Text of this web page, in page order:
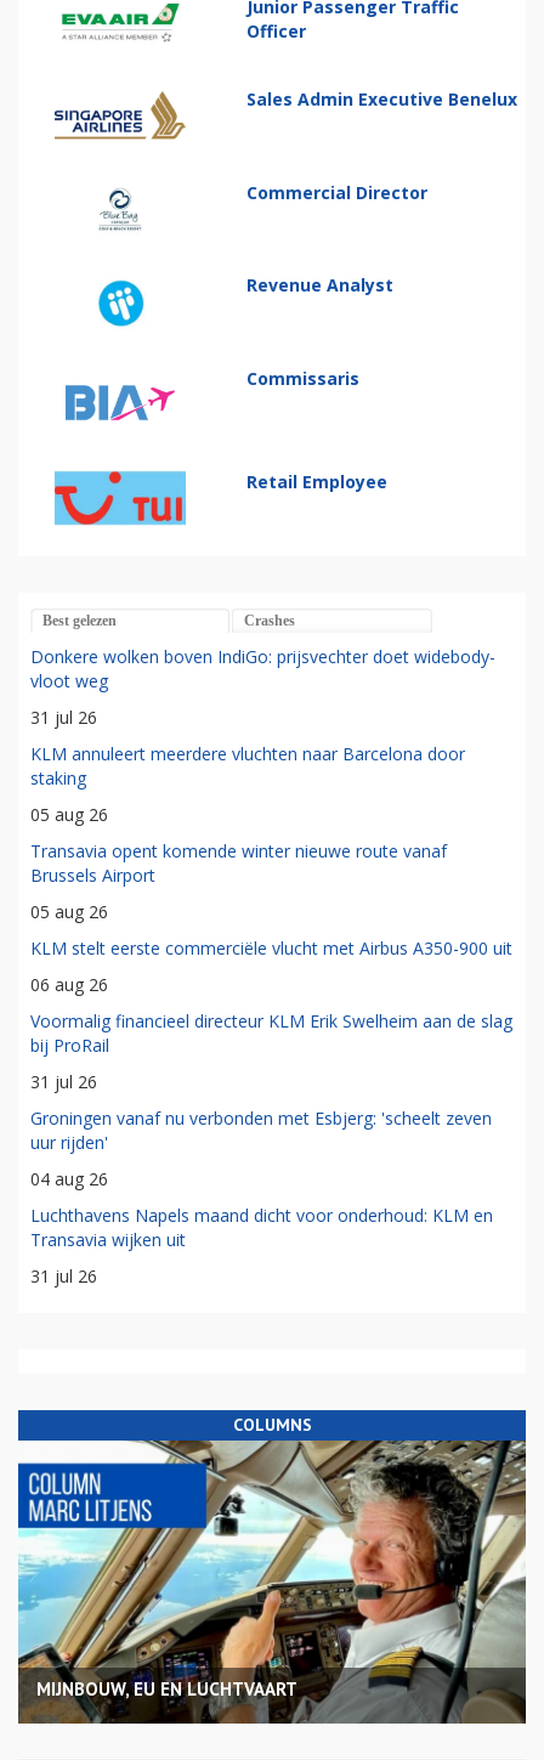
Junior Passenger Traffic
Officer
Sales Admin Executive Benelux
Commercial Director
Revenue Analyst
Commissaris
Retail Employee
Best gelezen Crashes
Donkere wolken boven IndiGo: prijsvechter doet widebody-
vloot weg
31 jul 26
KLM annuleert meerdere vluchten naar Barcelona door
staking
05 aug 26
Transavia opent komende winter nieuwe route vanaf
Brussels Airport
05 aug 26
KLM stelt eerste commerciële vlucht met Airbus A350-900 uit
06 aug 26
Voormalig financieel directeur KLM Erik Swelheim aan de slag
bij ProRail
31 jul 26
Groningen vanaf nu verbonden met Esbjerg: 'scheelt zeven
uur rijden'
04 aug 26
Luchthavens Napels maand dicht voor onderhoud: KLM en
Transavia wijken uit
31 jul 26
COLUMNS
MIJNBOUW, EU EN LUCHTVAART